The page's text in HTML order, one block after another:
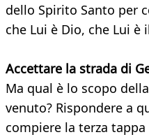
dello Spirito Santo per
che Lui è Dio, che Lui è
Accettare la strada di
Ma qual è lo scopo
venuto? Rispondere a
compiere la terza